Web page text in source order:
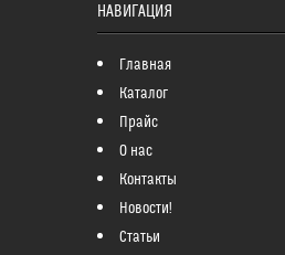
НАВИГАЦИЯ
Главная
Каталог
Прайс
О нас
Контакты
Новости!
Статьи